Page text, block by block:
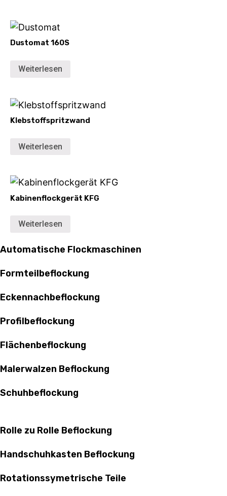
Dustomat 160S
Weiterlesen
Klebstoffspritzwand
Weiterlesen
Kabinenflockgerät KFG
Weiterlesen
Automatische Flockmaschinen
Formteilbeflockung
Eckennachbeflockung
Profilbeflockung
Flächenbeflockung
Malerwalzen Beflockung
Schuhbeflockung
Rolle zu Rolle Beflockung
Handschuhkasten Beflockung
Rotationssymetrische Teile